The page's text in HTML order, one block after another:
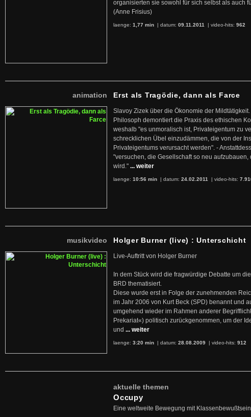
organisierten sie sowohl für sich selbst als auch
(Anne Frisius)
laenge: 1,77 min | datum: 09.11.2011 | video-hits: 962
animation Erst als Tragödie, dann als Farce
Slavoy Zizek über die Ökonomie der
Philosoph demontiert die Praxis des ethischen
weshalb "es unmoralisch ist, Privateigentum zu
schrecklichen Übel einzudämmen, die von der
Privateigentums verursacht werden". -
"versuchen, die Gesellschaft so neu aufzubauen,
wird." ... weiter
laenge: 10:56 min | datum: 24.02.2011 | video-hits:
musikvideo Holger Burner (live) : Unterschicht
Live-Auftritt von Holger Burner
In dem Stück wird die fragwürdige Debatte um
BRD thematisiert.
Diese wurde erst in Folge der zunehmenden
im Jahr 2006 von Kurt Beck (SPD) benannt und
umgehend wieder im Rahmen anderer
Prekariat«) politisch zurückgenommen, um der
und ... weiter
laenge: 3:20 min | datum: 28.08.2009 | video-hits: 912
aktuelle themen
Occupy
Eine weltweite Bewegung mit Klassenbewußtsein